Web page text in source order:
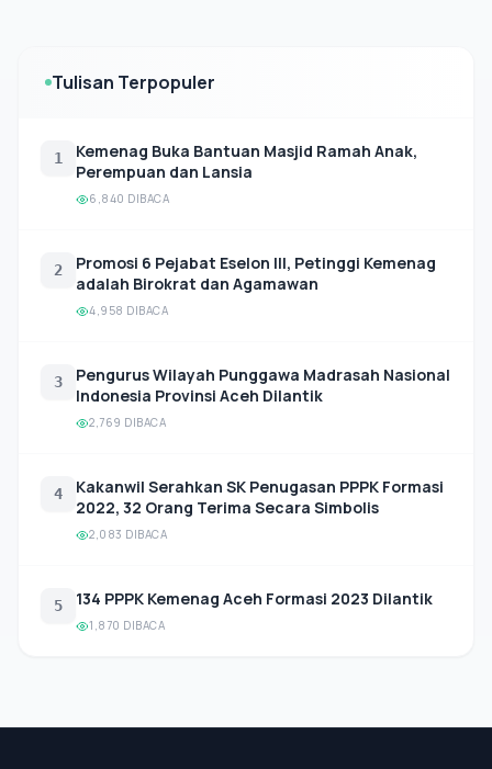
Tulisan Terpopuler
1
Kemenag Buka Bantuan Masjid Ramah Anak,
Perempuan dan Lansia
6,840 DIBACA
2
Promosi 6 Pejabat Eselon III, Petinggi Kemenag
adalah Birokrat dan Agamawan
4,958 DIBACA
3
Pengurus Wilayah Punggawa Madrasah Nasional
Indonesia Provinsi Aceh Dilantik
2,769 DIBACA
4
Kakanwil Serahkan SK Penugasan PPPK Formasi
2022, 32 Orang Terima Secara Simbolis
2,083 DIBACA
5 134 PPPK Kemenag Aceh Formasi 2023 Dilantik
1,870 DIBACA